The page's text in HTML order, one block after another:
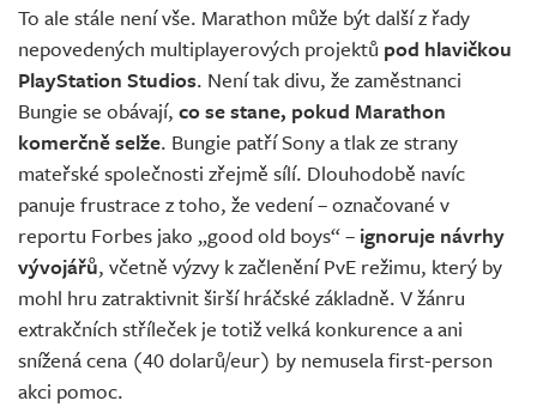
To ale stále není vše. Marathon může být další z řady
nepovedených multiplayerových projektů pod hlavičkou
PlayStation Studios. Není tak divu, že zaměstnanci
Bungie se obávají, co se stane, pokud Marathon
komerčně selže. Bungie patří Sony a tlak ze strany
mateřské společnosti zřejmě sílí. Dlouhodobě navíc
panuje frustrace z toho, že vedení – označované v
reportu Forbes jako „good old boys“ – ignoruje návrhy
vývojářů, včetně výzvy k začlenění PvE režimu, který by
mohl hru zatraktivnit širší hráčské základně. V žánru
extrakčních stříleček je totiž velká konkurence a ani
snížená cena (40 dolarů/eur) by nemusela first-person
akci pomoc.